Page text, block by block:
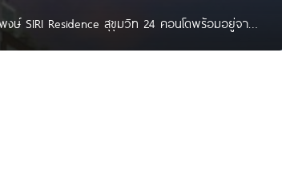
งษ์ SIRI Residence สุขุมวิท 24 คอนโดพร้อมอยู่จาก
สะดวกสบายใกล้ถนนสุขุมวิท, ถนนเพชรบุรี, ถนน